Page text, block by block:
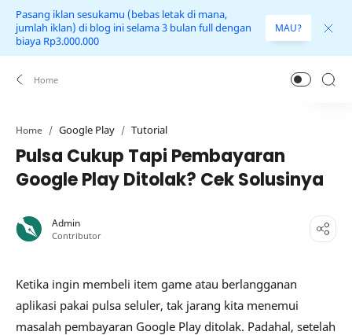
Pasang iklan sesukamu (bebas letak di mana,
jumlah iklan) di blog ini selama 3 bulan full dengan
biaya Rp3.000.000
MAU?
Home Google Play Tutorial
Pulsa Cukup Tapi Pembayaran
Google Play Ditolak? Cek Solusinya
Ketika ingin membeli item game atau berlangganan
aplikasi pakai pulsa seluler, tak jarang kita menemui
masalah pembayaran Google Play ditolak. Padahal, setelah